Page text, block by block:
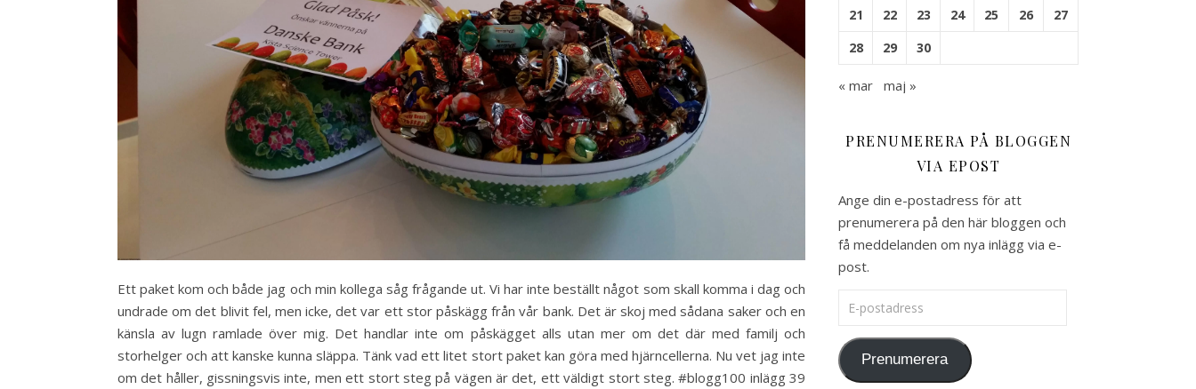
Ett paket kom och både jag och min kollega såg frågande ut. Vi har inte beställt något som skall komma i dag och
undrade om det blivit fel, men icke, det var ett stor påskägg från vår bank. Det är skoj med sådana saker och en
känsla av lugn ramlade över mig. Det handlar inte om påskägget alls utan mer om det där med familj och
storhelger och att kanske kunna släppa. Tänk vad ett litet stort paket kan göra med hjärncellerna. Nu vet jag inte
om det håller, gissningsvis inte, men ett stort steg på vägen är det, ett väldigt stort steg. #blogg100 inlägg 39
21
22 23 24 25 26
27
28
29 30
« mar maj »
PRENUMERERA PÅ BLOGGEN
VIA EPOST
Ange din e-postadress för att
prenumerera på den här bloggen och
få meddelanden om nya inlägg via e-
post.
E-postadress
Prenumerera